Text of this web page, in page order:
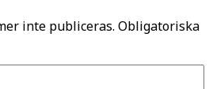
inte publiceras. Obligatoriska